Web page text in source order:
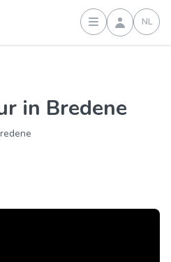
Inloggen
NL
in Bredene